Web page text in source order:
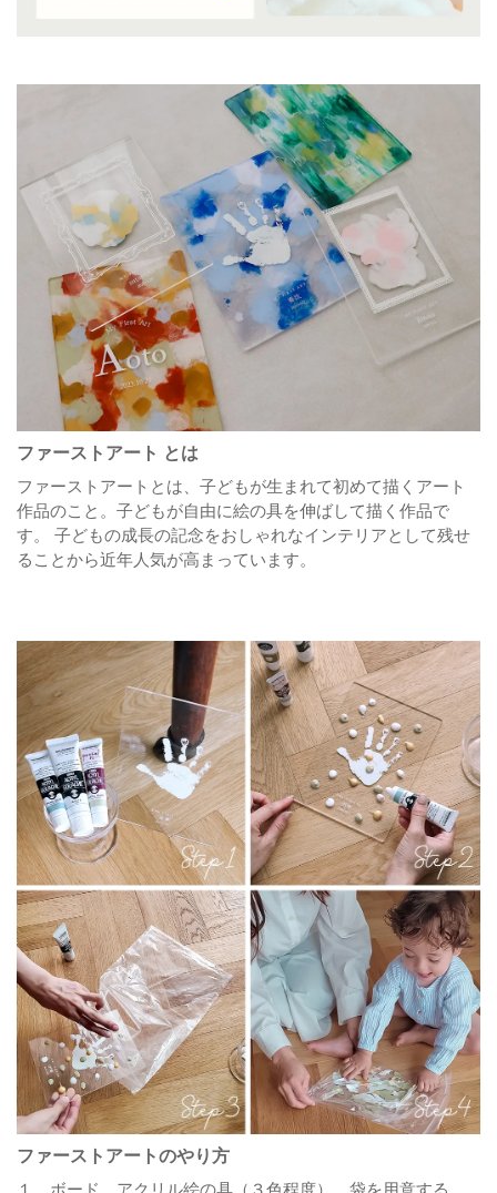
ファーストアート とは
ファーストアートとは、子どもが生まれて初めて描くアート
作品のこと。 子どもが自由に絵の具を伸ばして描く作品で
す。
子どもの成長の記念をおしゃれなインテリアとして残せ
ることから近年人気が高まっています。
ファーストアートのやり方